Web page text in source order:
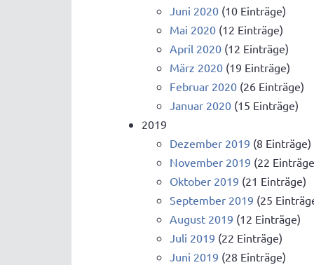
Juni 2020 (10 Einträge)
Mai 2020 (12 Einträge)
April 2020 (12 Einträge)
März 2020 (19 Einträge)
Februar 2020 (26 Einträge)
Januar 2020 (15 Einträge)
2019
Dezember 2019 (8 Einträge)
November 2019 (22
Oktober 2019 (21 Einträge)
September 2019 (25
August 2019 (12 Einträge)
Juli 2019 (22 Einträge)
Juni 2019 (28 Einträge)